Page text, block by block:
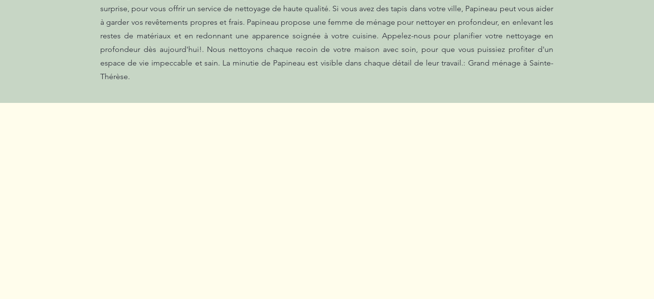
surprise, pour vous offrir un service de nettoyage de haute qualité. Si vous avez des tapis dans votre ville, Papineau peut vous aider
à garder vos revêtements propres et frais. Papineau propose une femme de ménage pour nettoyer en profondeur, en enlevant les
restes de matériaux et en redonnant une apparence soignée à votre cuisine. Appelez-nous pour planifier votre nettoyage en
profondeur dès aujourd'hui!. Nous nettoyons chaque recoin de votre maison avec soin, pour que vous puissiez profiter d'un
espace de vie impeccable et sain. La minutie de Papineau est visible dans chaque détail de leur travail.: Grand ménage à Sainte-
Thérèse.